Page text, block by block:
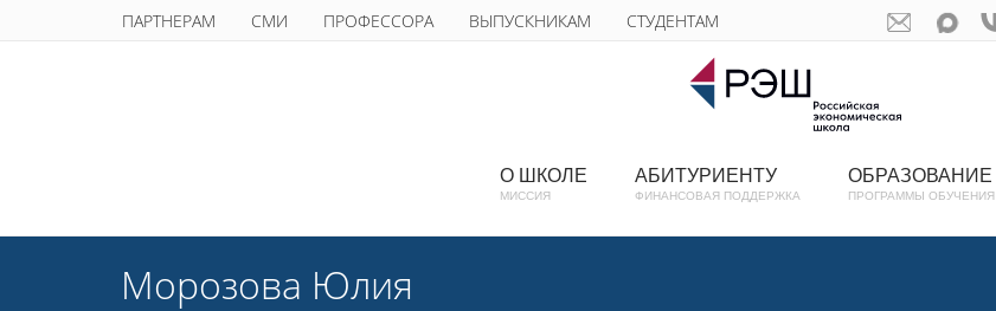
ПАРТНЕРАМ СМИ ПРОФЕССОРА ВЫПУСКНИКАМ СТУДЕНТАМ
О ШКОЛЕ
МИССИЯ
АБИТУРИЕНТУ
ФИНАНСОВАЯ ПОДДЕРЖКА
ОБРАЗОВАНИЕ
ПРОГРАММЫ ОБУЧЕНИЯ
Морозова Юлия